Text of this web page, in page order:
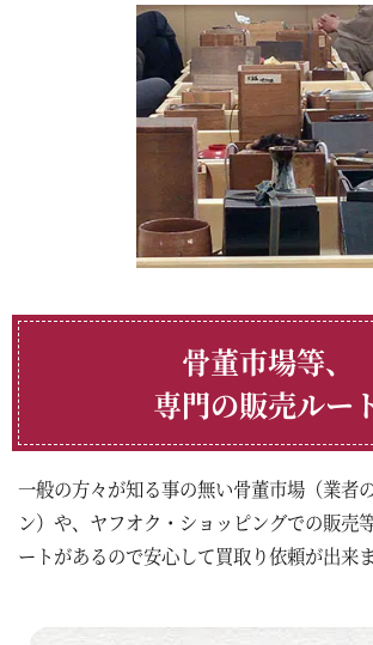
骨董市場等、
専門の販売ルー
一般の方々が知る事の無い骨董市場（業者
ン）や、ヤフオク・ショッピングでの販売
ートがあるので安心して買取り依頼が出来ま